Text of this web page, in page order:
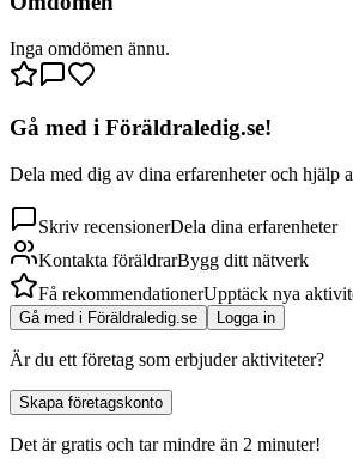
Inga omdömen ännu.
Gå med i Föräldraledig.se!
Dela med dig av dina erfarenheter och hjälp
Skriv recensionerDela dina erfarenheter
Kontakta föräldrarBygg ditt nätverk
Få rekommendationerUpptäck nya
Gå med i Föräldraledig.se Logga in
Är du ett företag som erbjuder aktiviteter?
Skapa företagskonto
Det är gratis och tar mindre än 2 minuter!